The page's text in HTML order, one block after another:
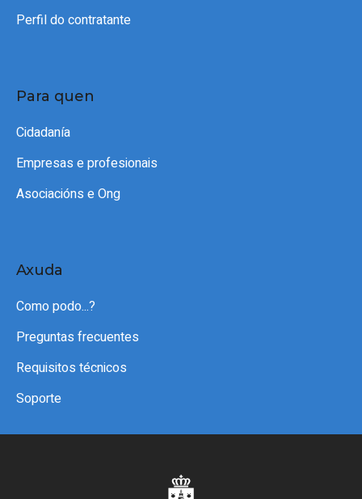
Perfil do contratante
Para quen
Cidadanía
Empresas e profesionais
Asociacións e Ong
Axuda
Como podo...?
Preguntas frecuentes
Requisitos técnicos
Soporte